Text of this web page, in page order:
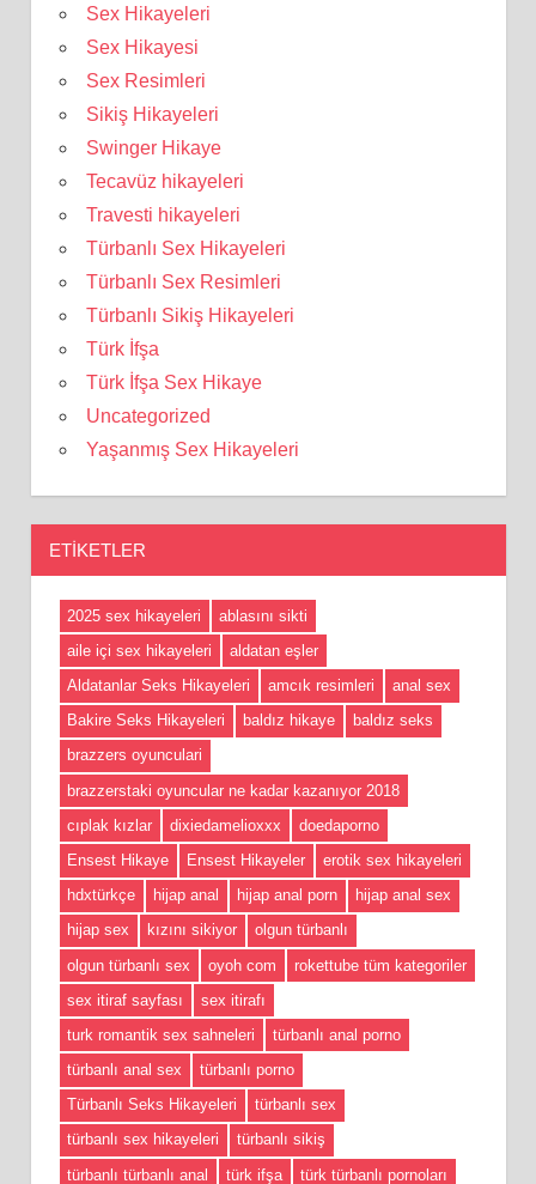
Sex Hikayeleri
Sex Hikayesi
Sex Resimleri
Sikiş Hikayeleri
Swinger Hikaye
Tecavüz hikayeleri
Travesti hikayeleri
Türbanlı Sex Hikayeleri
Türbanlı Sex Resimleri
Türbanlı Sikiş Hikayeleri
Türk İfşa
Türk İfşa Sex Hikaye
Uncategorized
Yaşanmış Sex Hikayeleri
ETIKETLER
2025 sex hikayeleri
ablasını sikti
aile içi sex hikayeleri
aldatan eşler
Aldatanlar Seks Hikayeleri
amcık resimleri
anal sex
Bakire Seks Hikayeleri
baldız hikaye
baldız seks
brazzers oyunculari
brazzerstaki oyuncular ne kadar kazanıyor 2018
cıplak kızlar
dixiedamelioxxx
doedaporno
Ensest Hikaye
Ensest Hikayeler
erotik sex hikayeleri
hdxtürkçe
hijap anal hijap anal porn
hijap anal sex
hijap sex
kızını sikiyor
olgun türbanlı
olgun türbanlı sex
oyoh com
rokettube tüm kategoriler
sex itiraf sayfası
sex itirafı
turk romantik sex sahneleri
türbanlı anal porno
türbanlı anal sex
türbanlı porno
Türbanlı Seks Hikayeleri
türbanlı sex
türbanlı sex hikayeleri
türbanlı sikiş
türbanlı türbanlı anal
türk ifşa türk türbanlı pornoları